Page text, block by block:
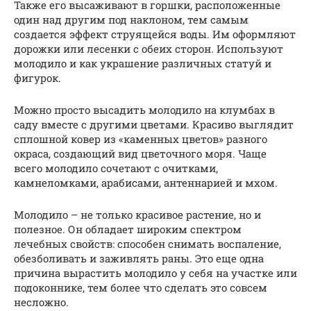
Также его высаживают в горшки, расположенные
один над другим под наклоном, тем самым
создается эффект струящейся воды. Им оформляют
дорожки или лесенки с обеих сторон. Используют
молодило и как украшение различных статуй и
фигурок.
Можно просто высадить молодило на клумбах в
саду вместе с другими цветами. Красиво выглядит
сплошной ковер из «каменных цветов» разного
окраса, создающий вид цветочного моря. Чаще
всего молодило сочетают с очитками,
камнеломками, арабисами, антеннарией и мхом.
Молодило – не только красивое растение, но и
полезное. Он обладает широким спектром
лечебных свойств: способен снимать воспаление,
обезболивать и заживлять раны. Это еще одна
причина вырастить молодило у себя на участке или
подоконнике, тем более что сделать это совсем
несложно.